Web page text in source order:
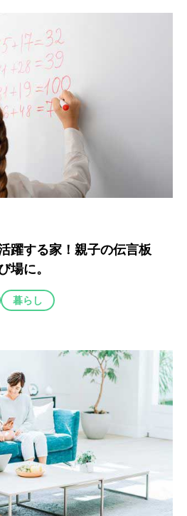
躍する家！親子の伝言板
場に。
暮らし